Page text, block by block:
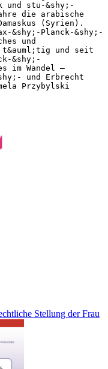
und stu-&shy;‐
die arabische
(Syrien).
&shy;‐Planck-&shy;‐
und
t&auml;tig und seit
&shy;‐
im Wandel –
und Erbrecht
Przybylski
Stellung der Frau